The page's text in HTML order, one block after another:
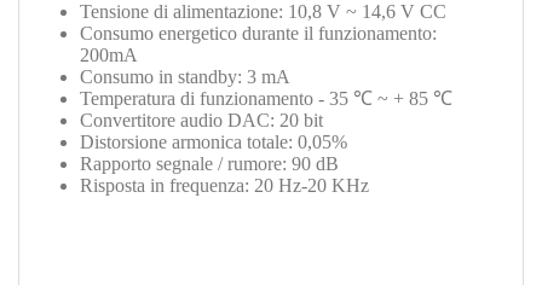
Tensione di alimentazione: 10,8 V ~ 14,6 V CC
Consumo energetico durante il funzionamento:
200mA
Consumo in standby: 3 mA
Temperatura di funzionamento - 35 ℃ ~ + 85 ℃
Convertitore audio DAC: 20 bit
Distorsione armonica totale: 0,05%
Rapporto segnale / rumore: 90 dB
Risposta in frequenza: 20 Hz-20 KHz